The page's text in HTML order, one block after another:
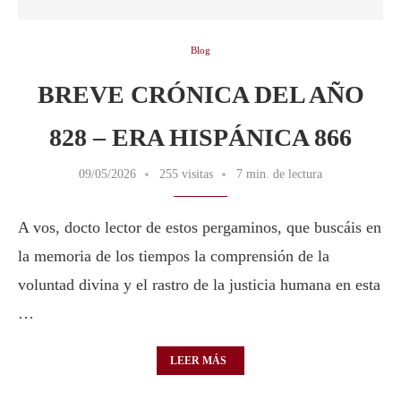
Blog
BREVE CRÓNICA DEL AÑO
828 – ERA HISPÁNICA 866
09/05/2026 255 visitas 7 min. de lectura
A vos, docto lector de estos pergaminos, que buscáis en
la memoria de los tiempos la comprensión de la
voluntad divina y el rastro de la justicia humana en esta
…
LEER MÁS